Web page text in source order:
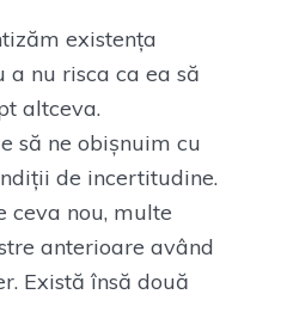
existența
nu risca ca ea să
altceva.
să ne obișnuim cu
de incertitudine.
ceva nou, multe
anterioare având
Există însă două